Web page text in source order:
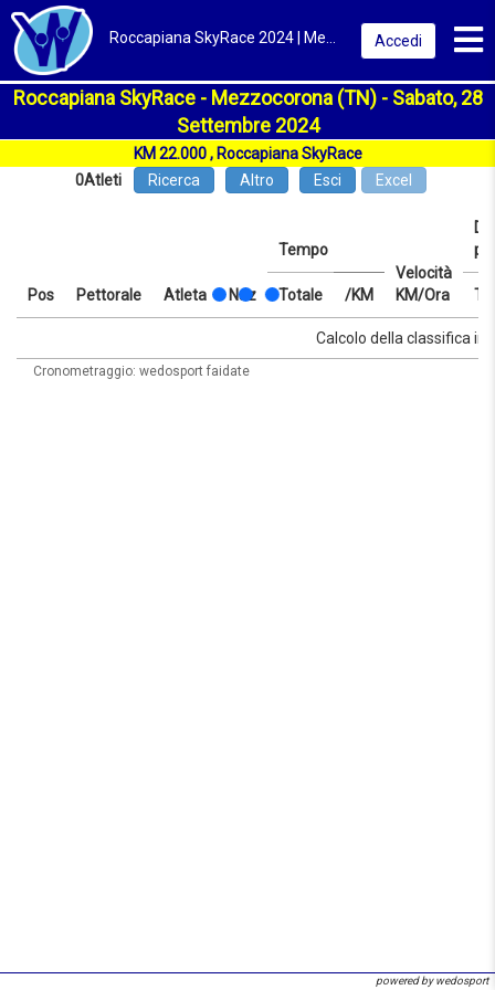
Accedi
Roccapiana SkyRace - Mezzocorona (TN) - Sabato, 28
Settembre 2024
KM 22.000 , Roccapiana SkyRace
0Atleti Ricerca Altro Esci Excel
Pos Pettorale Atleta Naz
Tempo
Velocità
KM/Ora
Totale /KM
Tempo
Velocità
Totale /KM
Calcolo della classifica in
Cronometraggio: wedosport faidate
powered by wedosport